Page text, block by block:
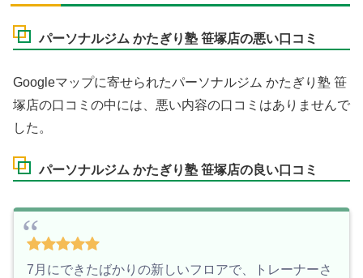
パーソナルジム かたぎり塾 笹塚店の悪い口コミ
Googleマップに寄せられたパーソナルジム かたぎり塾 笹
塚店の口コミの中には、悪い内容の口コミはありませんで
した。
パーソナルジム かたぎり塾 笹塚店の良い口コミ
7月にできたばかりの新しいフロアで、トレーナーさ